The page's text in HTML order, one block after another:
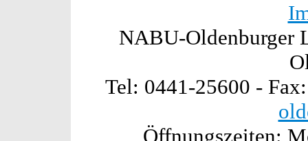
NABU-Oldenburger
Tel: 0441-25600 -
Öffnungszeiten: